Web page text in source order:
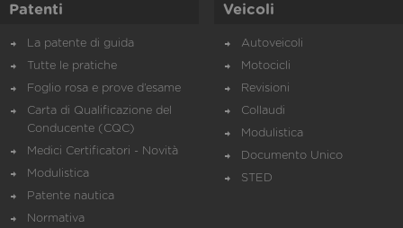
Patenti
La patente di guida
Tutte le pratiche
Foglio rosa e prove d’esame
Carta di Qualificazione del
Conducente (CQC)
Medici Certificatori - Novità
Modulistica
Patente nautica
Normativa
Veicoli
Autoveicoli
Motocicli
Revisioni
Collaudi
Modulistica
Documento Unico
STED